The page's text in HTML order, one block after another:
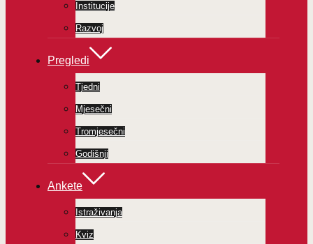
Institucije
Razvoj
Pregledi
Tjedni
Mjesečni
Tromjesečni
Godišnji
Ankete
Istraživanja
Kviz